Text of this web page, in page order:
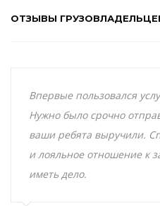
ОТЗЫВЫ
Впервые пользовался
Нужно было срочно
ваши ребята выручили.
и лояльное отношение к
иметь дело.